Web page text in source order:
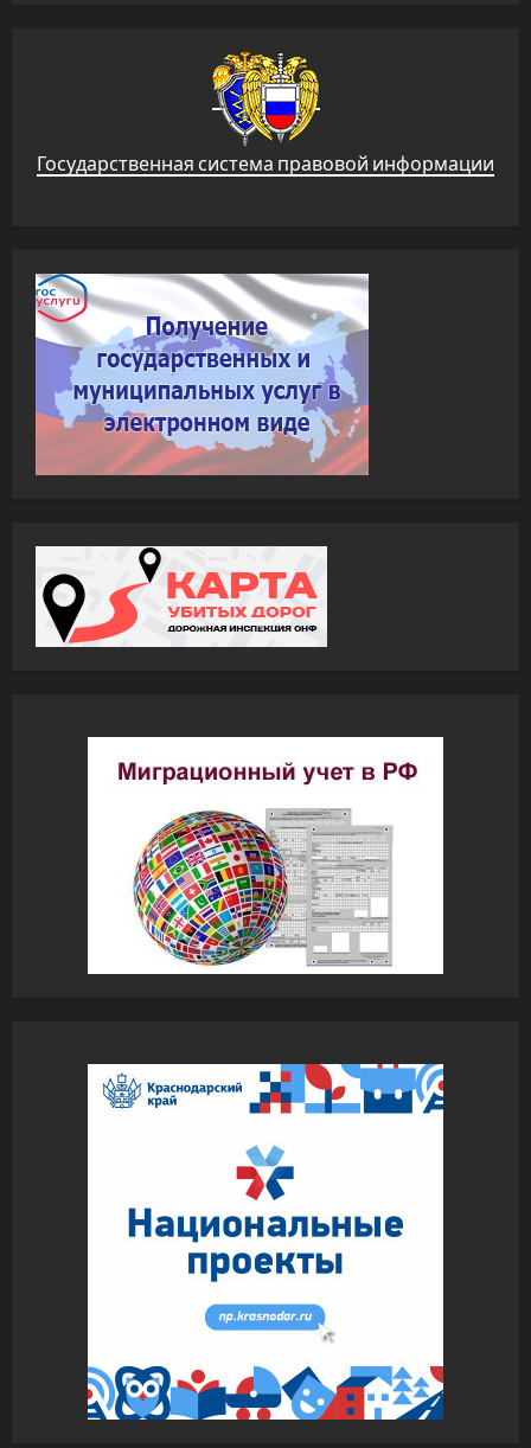
Государственная система правовой информации